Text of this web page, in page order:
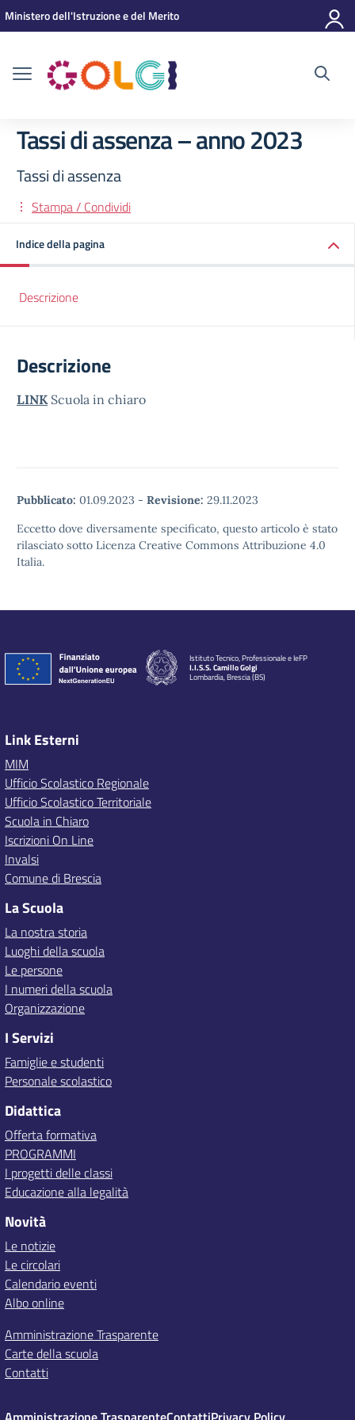
Vai ai contenuti
Vai al menu di navigazione
Vai al footer
Ministero dell'Istruzione e del Merito
Tassi di assenza – anno 2023
Tassi di assenza
Stampa / Condividi
Indice della pagina
Descrizione
Descrizione
LINKScuola in chiaro
Pubblicato: 01.09.2023 - Revisione: 29.11.2023
Eccetto dove diversamente specificato, questo articolo è stato
rilasciato sotto Licenza Creative Commons Attribuzione 4.0
Italia.
Istituto Tecnico, Professionale e IeFP
I.I.S.S. Camillo Golgi
Lombardia, Brescia (BS)
Link Esterni
MIM
Ufficio Scolastico Regionale
Ufficio Scolastico Territoriale
Scuola in Chiaro
Iscrizioni On Line
Invalsi
Comune di Brescia
La Scuola
La nostra storia
Luoghi della scuola
Le persone
I numeri della scuola
Organizzazione
I Servizi
Famiglie e studenti
Personale scolastico
Didattica
Offerta formativa
PROGRAMMI
I progetti delle classi
Educazione alla legalità
Novità
Le notizie
Le circolari
Calendario eventi
Albo online
Amministrazione Trasparente
Carte della scuola
Contatti